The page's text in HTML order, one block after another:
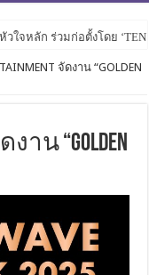
ใจหลัก ร่วมก่อตั้งโดย
จัดงาน “GOLDEN
ดงาน “GOLDEN